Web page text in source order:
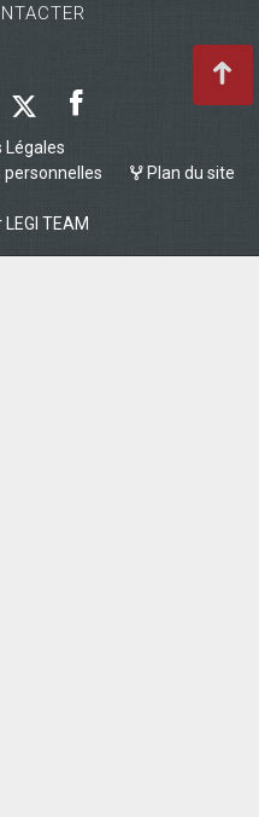
personnelles
Plan du site
LEGI TEAM